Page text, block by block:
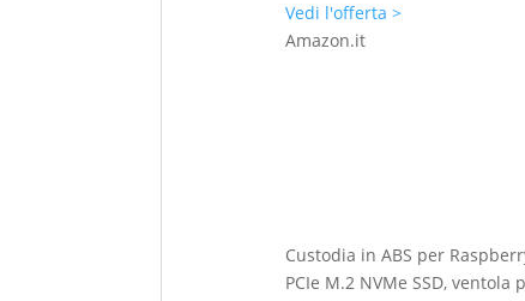
Vedi l'offerta >
Amazon.it
Custodia in ABS per
PCIe M.2 NVMe SSD, ventola